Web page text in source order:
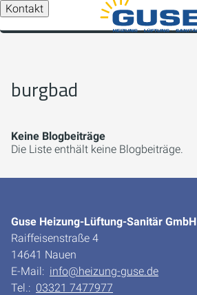
Kontakt
burgbad
Keine Blogbeiträge
Die Liste enthält keine Blogbeiträge.
Guse Heizung-Lüftung-Sanitär GmbH
Raiffeisenstraße 4
14641 Nauen
E-Mail: info@heizung-guse.de
Tel.: 03321 7477977